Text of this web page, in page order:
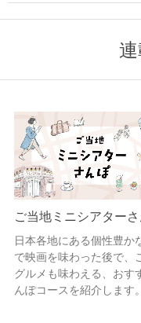
ご当地ミニシアター
日本各地にある個性豊か
で映画を味わった後で、
グルメも味わえる、おす
んぽコースを紹介します。